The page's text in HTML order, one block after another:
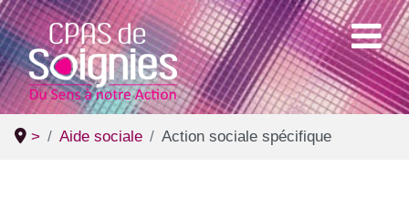
> Aide sociale Action sociale spécifique